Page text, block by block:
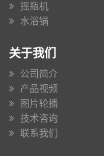
摇瓶机
水浴锅
关于我们
公司简介
产品视频
图片轮播
技术咨询
联系我们